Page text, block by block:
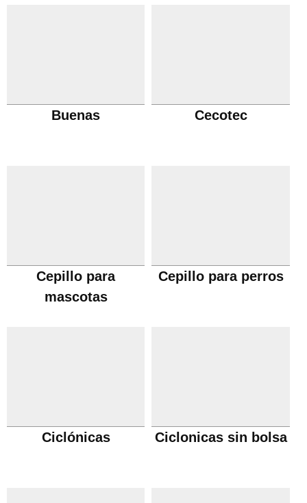
Buenas Cecotec
Cepillo para
mascotas
Cepillo para perros
Ciclónicas Ciclonicas sin bolsa